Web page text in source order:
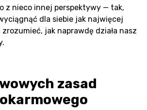
z nieco innej perspektywy — tak,
dla siebie jak najwięcej
jak naprawdę działa nasz
zasad